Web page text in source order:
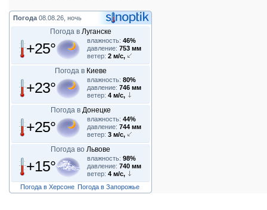
Погода 08.08.26, ночь
Погода в Луганске
+25° влажность: 46%
давление: 753 мм
ветер: 2 м/с,
Погода в Киеве
+23° влажность: 80%
давление: 746 мм
ветер: 4 м/с,
Погода в Донецке
+25° влажность: 44%
давление: 744 мм
ветер: 3 м/с,
Погода во Львове
+15° влажность: 98%
давление: 740 мм
ветер: 4 м/с,
Погода в Херсоне Погода в Запорожье